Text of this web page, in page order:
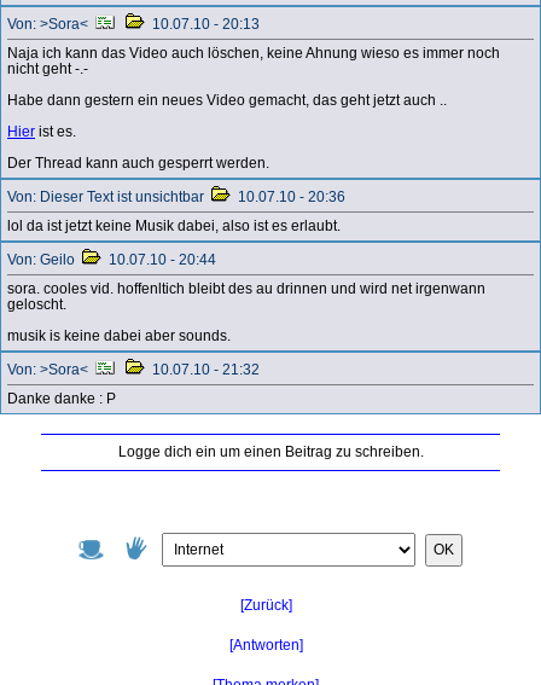
OK
[Zurück]
[Antworten]
Von: >Sora<
10.07.10 - 20:13
Naja ich kann das Video auch löschen, keine Ahnung wieso es immer noch
nicht geht -.-
Habe dann gestern ein neues Video gemacht, das geht jetzt auch ..
Hier ist es.
Der Thread kann auch gesperrt werden.
Von: Dieser Text ist unsichtbar
10.07.10 - 20:36
lol da ist jetzt keine Musik dabei, also ist es erlaubt.
Von: Geilo
10.07.10 - 20:44
sora. cooles vid. hoffenltich bleibt des au drinnen und wird net irgenwann
geloscht.
musik is keine dabei aber sounds.
Von: >Sora<
10.07.10 - 21:32
Danke danke : P
Logge dich ein um einen Beitrag zu schreiben.